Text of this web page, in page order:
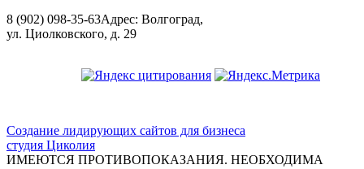
8 (902) 098-35-63Адрес: Волгоград,
ул. Циолковского, д. 29
Создание лидирующих сайтов для бизнеса
студия Циколия
ИМЕЮТСЯ ПРОТИВОПОКАЗАНИЯ. НЕОБХОДИМА